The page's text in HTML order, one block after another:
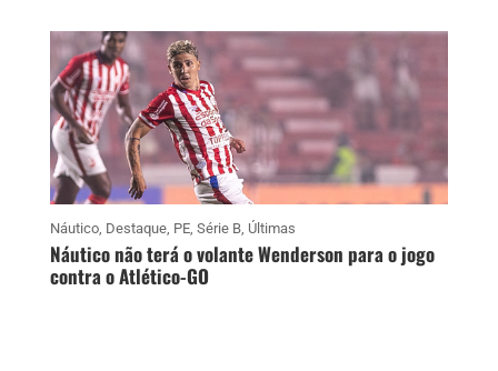
Náutico, Destaque, PE, Série B, Últimas
Náutico não terá o volante Wenderson para o jogo
contra o Atlético-GO